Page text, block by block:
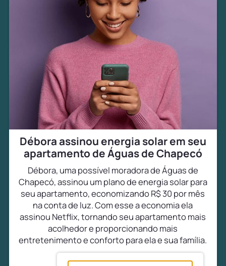
Débora assinou energia solar em seu
apartamento de Águas de Chapecó
Débora, uma possível moradora de Águas de
Chapecó, assinou um plano de energia solar para
seu apartamento, economizando R$ 30 por mês
na conta de luz. Com esse a economia ela
assinou Netflix, tornando seu apartamento mais
acolhedor e proporcionando mais
entretenimento e conforto para ela e sua família.